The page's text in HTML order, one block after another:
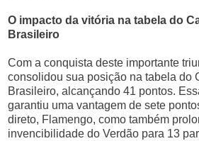
O impacto da vitória na tabela do
Brasileiro
Com a conquista deste importante
consolidou sua posição na tabela do
Brasileiro, alcançando 41 pontos.
garantiu uma vantagem de sete
direto, Flamengo, como também
invencibilidade do Verdão para 13